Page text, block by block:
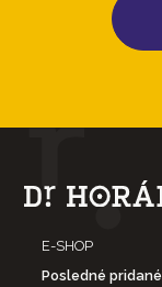
E-SHOP
Posledné pridané